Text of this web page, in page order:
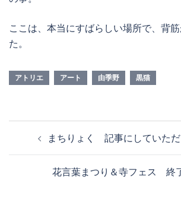
ここは、本当にすばらしい場所で、背
た。
アトリエ アート 由季野 黒猫
まちりょく 記事にしていただ
花言葉まつり＆寺フェス 終